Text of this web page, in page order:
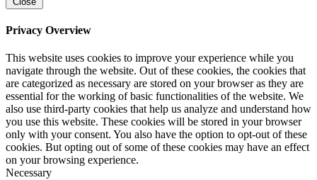
Privacy Overview
This website uses cookies to improve your experience while you
navigate through the website. Out of these cookies, the cookies that
are categorized as necessary are stored on your browser as they are
essential for the working of basic functionalities of the website. We
also use third-party cookies that help us analyze and understand how
you use this website. These cookies will be stored in your browser
only with your consent. You also have the option to opt-out of these
cookies. But opting out of some of these cookies may have an effect
on your browsing experience.
Necessary